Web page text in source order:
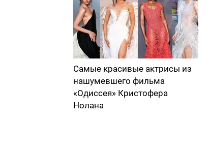
Самые красивые актрисы из
нашумевшего фильма
«Одиссея» Кристофера
Нолана